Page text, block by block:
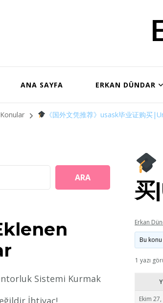
ANA SAYFA ERKAN DÜNDAR
Konular 《国外文凭推荐》usask毕业证购买
Erkan
Bu
1 yazı
Ekim
ARA
Sistemi Kurmak
İhtiyaç!